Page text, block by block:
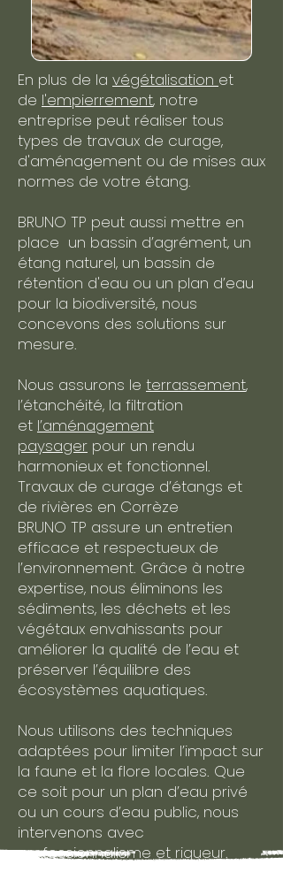
En plus de la végétalisation et
de l'empierrement, notre
entreprise peut réaliser tous
types de travaux de curage,
d'aménagement ou de mises aux
normes de votre étang.
BRUNO TP peut aussi mettre en
place un bassin d’agrément, un
étang naturel, un bassin de
rétention d'eau ou un plan d’eau
pour la biodiversité, nous
concevons des solutions sur
mesure.
Nous assurons le terrassement,
l’étanchéité, la filtration
et l’aménagement
paysager pour un rendu
harmonieux et fonctionnel.​
Travaux de curage d’étangs et
de rivières en Corrèze
BRUNO TP assure un entretien
efficace et respectueux de
l’environnement. Grâce à notre
expertise, nous éliminons les
sédiments, les déchets et les
végétaux envahissants pour
améliorer la qualité de l’eau et
préserver l’équilibre des
écosystèmes aquatiques.
Nous utilisons des techniques
adaptées pour limiter l’impact sur
la faune et la flore locales. Que
ce soit pour un plan d’eau privé
ou un cours d’eau public, nous
intervenons avec
professionnalisme et rigueur.